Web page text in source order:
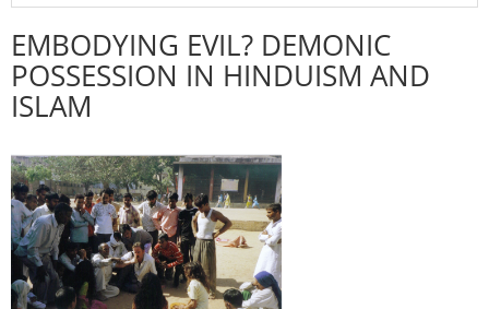
EMBODYING EVIL? DEMONIC
POSSESSION IN HINDUISM AND
ISLAM